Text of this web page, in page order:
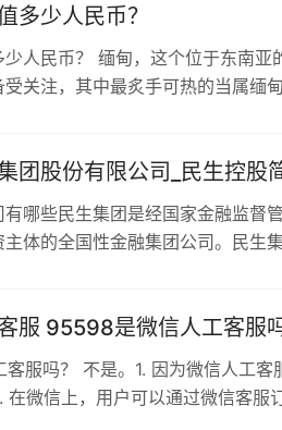
多少人民币？
人民币？ 缅甸，这个位于东南
关注，其中最炙手可热的当属缅
团股份有限公司_民生控股
有哪些民生集团是经国家金融监督
体的全国性金融集团公司。民生
服 95598是微信人工客服
服吗？ 不是。1. 因为微信人工
在微信上，用户可以通过微信客服